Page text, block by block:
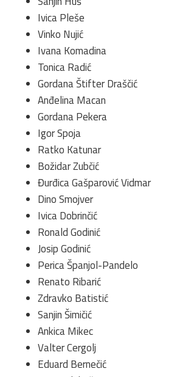
Ivica Pleše
Vinko Nujić
Ivana Komadina
Tonica Radić
Gordana Štifter Draščić
Anđelina Macan
Gordana Pekera
Igor Spoja
Ratko Katunar
Božidar Zubčić
Đurđica Gašparović Vidmar
Dino Smojver
Ivica Dobrinčić
Ronald Godinić
Josip Godinić
Perica Španjol-Pandelo
Renato Ribarić
Zdravko Batistić
Sanjin Šimičić
Ankica Mikec
Valter Cergolj
Eduard Bernečić